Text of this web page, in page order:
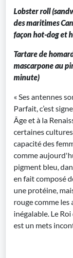
Lobster roll
des maritimes
façon hot-dog et
Tartare de
mascarpone au
minute)
« Ses antennes
Parfait, c’est
Âge et à la
certaines
capacité des
comme
pigment bleu,
en fait composé
une protéine,
rouge comme
inégalable. Le
est un mets